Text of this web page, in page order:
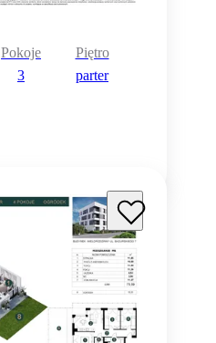
Pokoje
3
Piętro
parter